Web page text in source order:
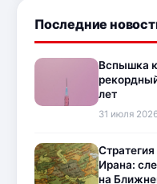
Последние
Вспышка
лет
31 июля
Ирана:
на